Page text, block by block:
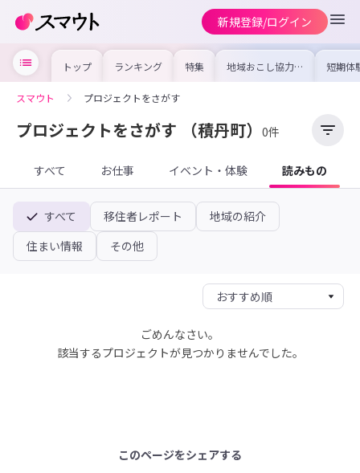
新規登録/ログイン
トップ ランキング 特集 地域おこし協力隊
の求人やイベント
を集めました！仕
けよう
短期体
り〜数
域を知
スマウト プロジェクトをさがす
プロジェクトをさがす （積丹町） 0件
すべて お仕事 イベント・体験 読みもの
すべて 移住者レポート
地域の紹介
住まい情報
その他
ごめんなさい。
該当するプロジェクトが見つかりませんでした。
このページをシェアする